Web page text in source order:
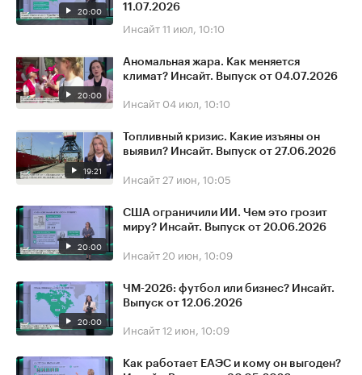
20:00
11.07.2026
Инсайт11 июл, 10:10
20:00
Аномальная жара. Как меняется
климат? Инсайт. Выпуск от 04.07.2026
Инсайт 04 июл, 10:10
19:21
Топливный кризис. Какие изъяны он
выявил? Инсайт. Выпуск от 27.06.2026
Инсайт 27 июн, 10:05
20:00
США ограничили ИИ. Чем это грозит
миру? Инсайт. Выпуск от 20.06.2026
Инсайт 20 июн, 10:09
20:00
ЧМ-2026: футбол или бизнес? Инсайт.
Выпуск от 12.06.2026
Инсайт12 июн, 10:09
Как работает ЕАЭС и кому он выгоден?